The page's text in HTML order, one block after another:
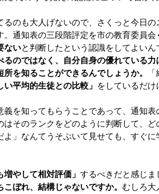
のも大人げないので、さくっと今日の
。通知表の三段階評定を市の教育委員
ないと判断したという認識をしてよい
るのではなく、自分自身の優れている
を知ることができるんでしょうか。
い平均的生徒との比較」 をしているだけ
を知ってもらうことであって、通知
そのランクをどのように判断して、
」なんてうそぶいて見せても、すぐ
増やして相対評価」 するべきだと感じま
こぼれ、結構じゃないですか。 むしろ大